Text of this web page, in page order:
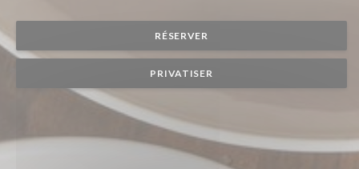
RÉSERVER
PRIVATISER